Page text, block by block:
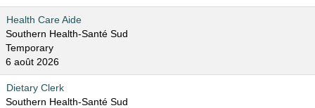
Health Care Aide
Southern Health-Santé Sud
Temporary
6 août 2026
Dietary Clerk
Southern Health-Santé Sud